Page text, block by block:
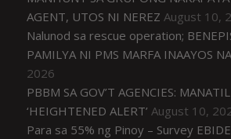
AGENT, UTOS NI NEREZ August 10,
Nalunod sa rescue operation;
PAMILYA NI PMS MARFA INAAYOS NA
2026
PBBM SA GOV’T AGENCIES:
‘HEIGHTENED ALERT’ August 10,
Para sa 55% ng Pinoy – Survey